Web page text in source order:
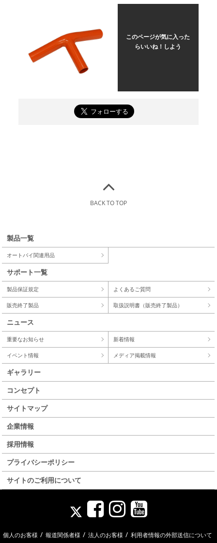
このページが気に入った
らいいね！しよう
BACK TO TOP
製品一覧
オートバイ関連用品
サポート一覧
製品保証規定 よくあるご質問
販売終了製品 取扱説明書（販売終了製品）
ニュース
重要なお知らせ 新着情報
イベント情報 メディア掲載情報
ギャラリー
コンセプト
サイトマップ
企業情報
採用情報
プライバシーポリシー
サイトのご利用について
個人のお客様 / 報道関係者様 / 法人のお客様 / 利用者情報の外部送信について